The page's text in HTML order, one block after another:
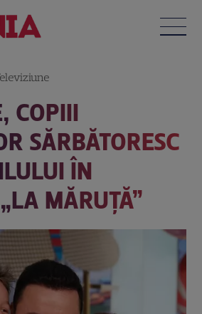
COPIII
SĂRBĂTORESC
ÎN
MĂRUȚĂ”